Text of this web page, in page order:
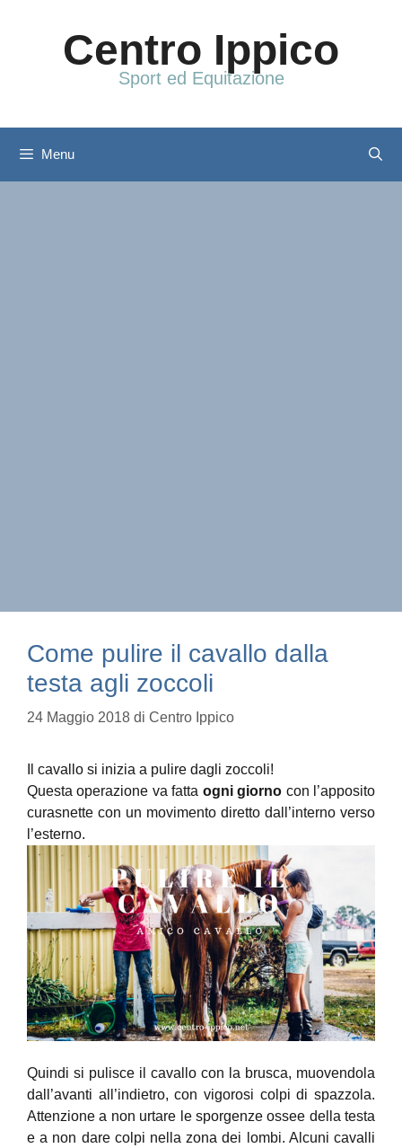
Centro Ippico
Sport ed Equitazione
Menu
Come pulire il cavallo dalla
testa agli zoccoli
24 Maggio 2018 di Centro Ippico
Il cavallo si inizia a pulire dagli zoccoli!
Questa operazione va fatta ogni giorno con l’apposito
curasnette con un movimento diretto dall’interno verso
l’esterno.
Quindi si pulisce il cavallo con la brusca, muovendola
dall’avanti all’indietro, con vigorosi colpi di spazzola.
Attenzione a non urtare le sporgenze ossee della testa
e a non dare colpi nella zona dei lombi. Alcuni cavalli